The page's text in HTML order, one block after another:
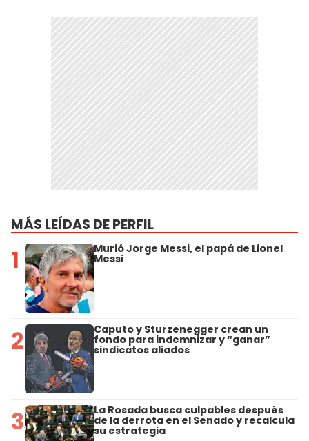
MÁS LEÍDAS DE PERFIL
1 Murió Jorge Messi, el papá de Lionel
Messi
2 Caputo y Sturzenegger crean un
fondo para indemnizar y “ganar”
sindicatos aliados
3 La Rosada busca culpables después
de la derrota en el Senado y recalcula
su estrategia